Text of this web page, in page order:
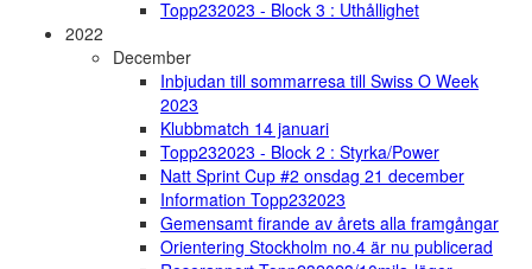
Topp232023 - Block 3 : Uthållighet
2022
December
Inbjudan till sommarresa till Swiss O Week
2023
Klubbmatch 14 januari
Topp232023 - Block 2 : Styrka/Power
Natt Sprint Cup #2 onsdag 21 december
Information Topp232023
Gemensamt firande av årets alla framgångar
Orientering Stockholm no.4 är nu publicerad